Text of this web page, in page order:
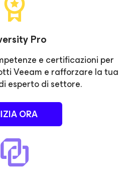
Pro
e certificazioni per
Veeam e rafforzare la tua
esperto di settore.
ORA